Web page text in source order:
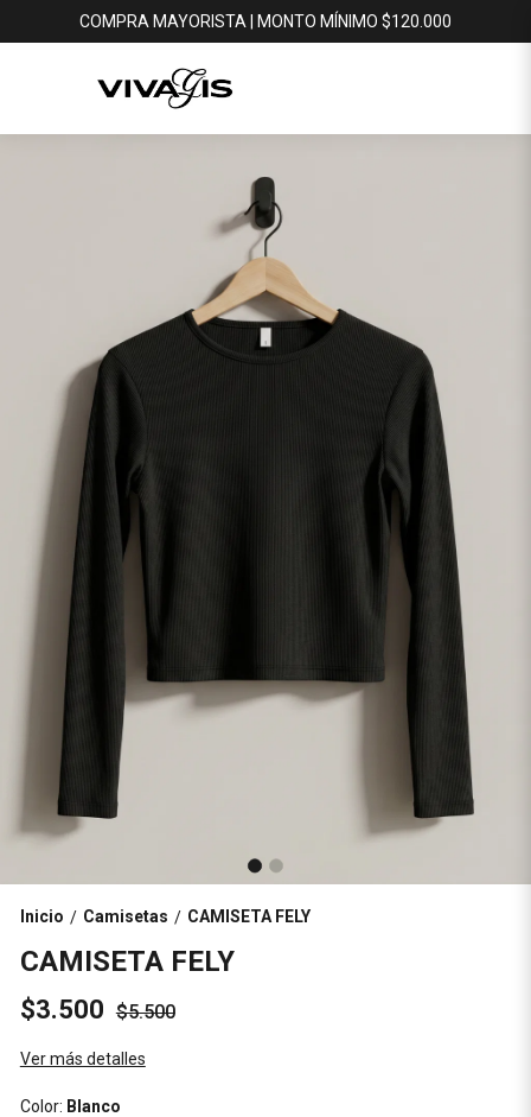
COMPRA MAYORISTA | MONTO MÍNIMO $120.000
Inicio / Camisetas / CAMISETA FELY
CAMISETA FELY
$3.500 $5.500
Ver más detalles
Color: Blanco